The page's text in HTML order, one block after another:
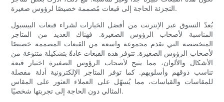
التجزئة الحاجة إلى قبعات مُصممة خصيصًا لرؤوس صغيرة.
يُعدّ التسوق عبر الإنترنت من أفضل الخيارات لشراء قبعات البيسبول
المناسبة لأصحاب الرؤوس الصغيرة. فهناك العديد من المتاجر
المتخصصة التي تقدم مجموعة واسعة من القبعات المصممة خصيصًا
لأصحاب الرؤوس الصغيرة. تتوفر هذه القبعات عادةً بتشكيلة متنوعة من
الأشكال والألوان، مما يتيح لأصحاب الرؤوس الصغيرة اختيار قبعة
تناسب ذوقهم وأسلوبهم. كما توفر المتاجر الإلكترونية أدلة مفصلة
للمقاسات والقياسات، مما يُسهّل على العملاء العثور على المقاس
المثالي دون الحاجة إلى تجربتها شخصيًا.